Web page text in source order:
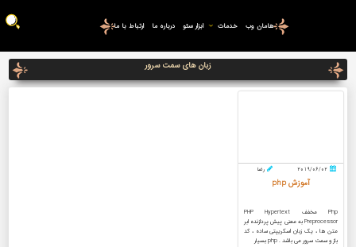
هامان وب خدمات ابزار سئو درباره ما ارتباط با ما
زبان های سمت سرور
2019/06/02 رضا
آموزش php
Php مخفف PHP Hypertext
Preprocessor به معنی پیش پردازنده ابر
متن ها ، یک زبان اسکریپتی ساده ، کد
باز و سمت سرور می باشد . php بسیار